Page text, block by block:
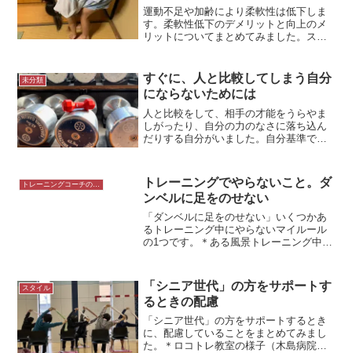
運動不足や加齢により柔軟性は低下しま
す。柔軟性低下のデメリットと向上のメ
リットについてまとめてみました。スト
いるストレッチは、ゆっくり筋肉を伸ば
す静的ストレッチです。従...
未分類
すぐに、人と比較してしまう自分
にならないためには
人と比較をして、相手の才能をうらやま
しがったり、自分の力のなさに落ち込ん
だりする自分がいました。自分基準で考
わないようにするには、どうしたらいい
のか考えてみました。比較...
トレーニングでやらないこと。ダ
ンベルに足をのせない
「ダンベルに足をのせない」いくつかあ
るトレーニング中にやらないマイルール
の1つです。＊ある風景トレーニング中に
（おもり）を乱暴に扱わない・シャフト
（バー）をまたがないそし...
スタイル
「シニア世代」の方をサポートす
るときの配慮
「シニア世代」の方をサポートするとき
に、配慮していることをまとめてみまし
た。＊ロコトレ教室の様子（木島病院に